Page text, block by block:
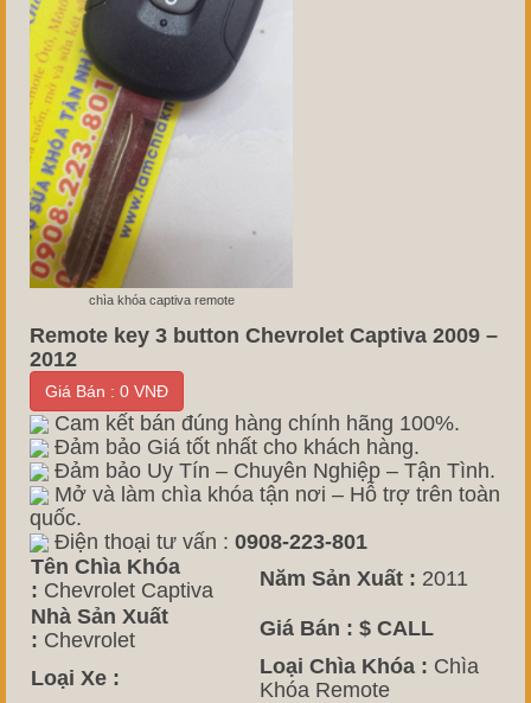
chìa khóa captiva remote
Remote key 3 button Chevrolet Captiva 2009 –
2012
Giá Bán : 0 VNĐ
Cam kết bán đúng hàng chính hãng 100%.
Đảm bảo Giá tốt nhất cho khách hàng.
Đảm bảo Uy Tín – Chuyên Nghiệp – Tận Tình.
Mở và làm chìa khóa tận nơi – Hỗ trợ trên toàn
quốc.
Điện thoại tư vấn : 0908-223-801
Tên Chìa Khóa
: Chevrolet Captiva Năm Sản Xuất : 2011
Nhà Sản Xuất
: Chevrolet Giá Bán : $ CALL
Loại Xe : Loại Chìa Khóa : Chìa
Khóa Remote